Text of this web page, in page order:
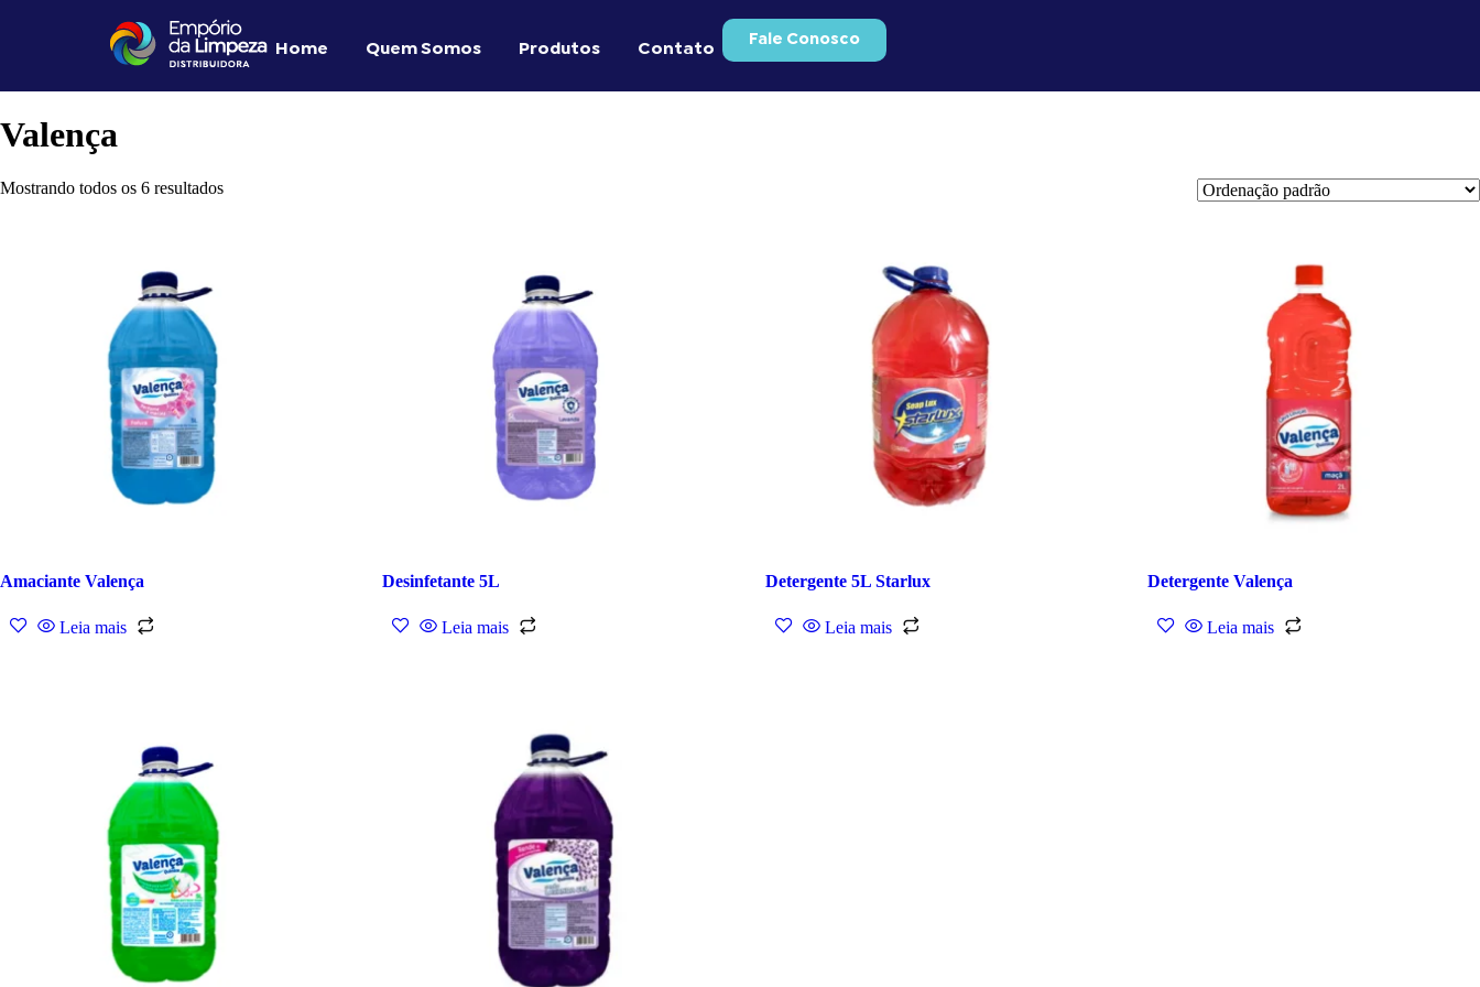
Home Quem Somos Produtos Contato
Fale Conosco
Valença
Mostrando todos os 6 resultados
Amaciante Valença
Leia mais
Desinfetante 5L
Leia mais
Detergente 5L Starlux
Leia mais
Detergente Valença
Leia mais